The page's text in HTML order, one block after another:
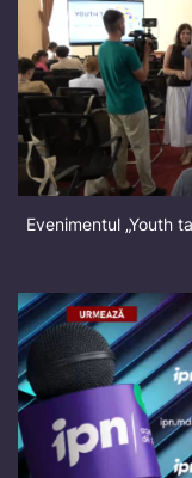
Evenimentul „Youth